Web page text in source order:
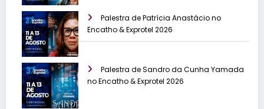
Palestra de Patrícia Anastácio no
Encatho & Exprotel 2026
Palestra de Sandro da Cunha Yamada
no Encatho & Exprotel 2026